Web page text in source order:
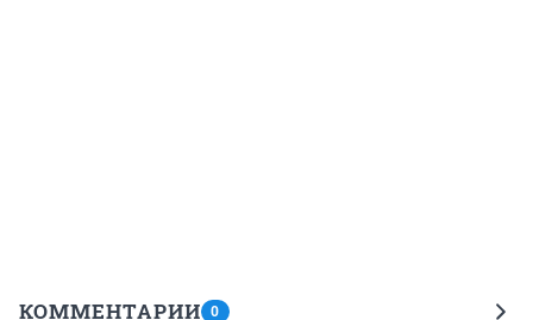
КОММЕНТАРИИ 0